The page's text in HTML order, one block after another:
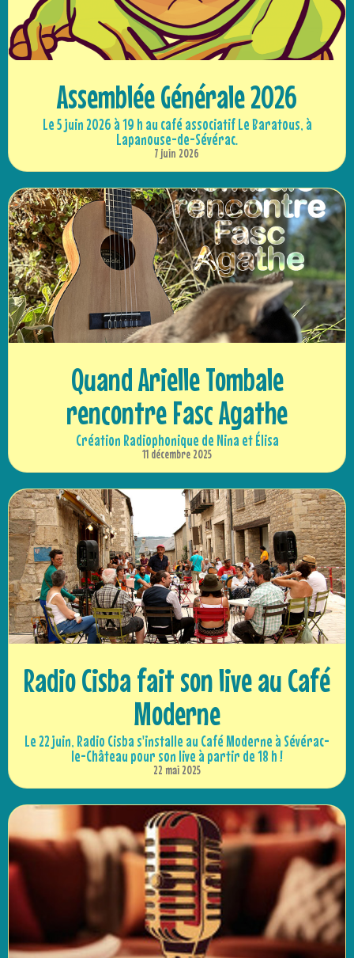
Assemblée Générale 2026
Le 5 juin 2026 à 19 h au café associatif Le Baratous, à
Lapanouse-de-Sévérac.
7 juin 2026
Quand Arielle Tombale
rencontre Fasc Agathe
Création Radiophonique de Nina et Élisa
11 décembre 2025
Radio Cisba fait son live au Café
Moderne
Le 22 juin, Radio Cisba s'installe au Café Moderne à Sévérac-
le-Château pour son live à partir de 18 h !
22 mai 2025